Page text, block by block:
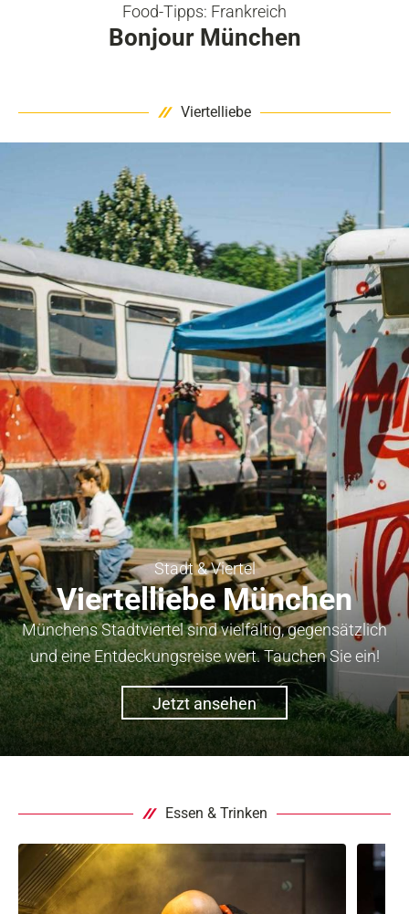
Food-Tipps: Frankreich
Bonjour München
Viertelliebe
Stadt & Viertel
Viertelliebe München
Münchens Stadtviertel sind vielfältig, gegensätzlich
und eine Entdeckungsreise wert. Tauchen Sie ein!
Jetzt ansehen
Essen & Trinken